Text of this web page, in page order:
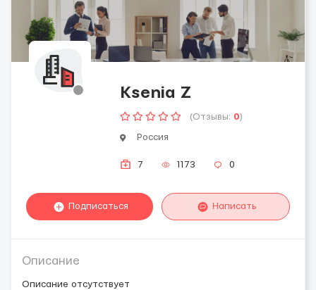
Ksenia Z
(Отзывы: 0)
Россия
7 1173 0
Подписаться Написать
Описание
Описание отсутствует